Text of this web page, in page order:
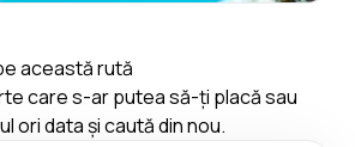
această rută
care s-ar putea să-ți placă sau
ori data și caută din nou.